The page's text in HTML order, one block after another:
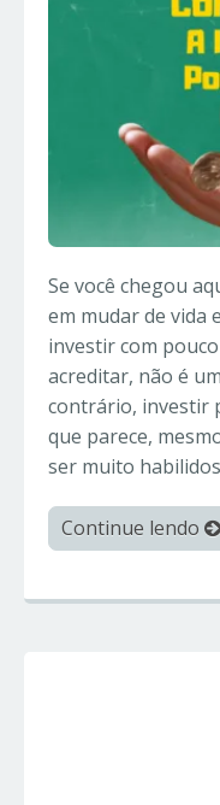
Se você chegou
em mudar de vida
investir com
acreditar, não é
contrário, investir
que parece,
ser muito
Continue lendo